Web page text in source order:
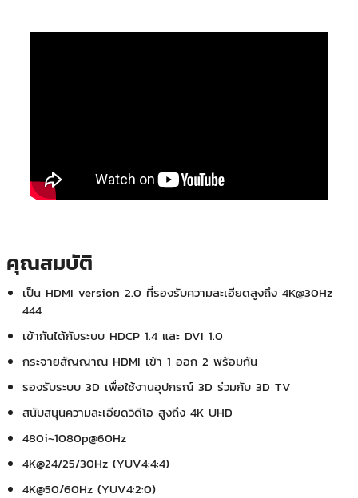
คุณสมบัติ
เป็น HDMI version 2.0 ที่รองรับความละเอียดสูงถึง 4K@30Hz
444
เข้ากันได้กับระบบ HDCP 1.4 และ DVI 1.0
กระจายสัญญาณ HDMI เข้า 1 ออก 2 พร้อมกัน
รองรับระบบ 3D เพื่อใช้งานอุปกรณ์ 3D ร่วมกับ 3D TV
สนับสนุนความละเอียดวิดีโอ สูงถึง 4K UHD
480i~1080p@60Hz
4K@24/25/30Hz (YUV4:4:4)
4K@50/60Hz (YUV4:2:0)